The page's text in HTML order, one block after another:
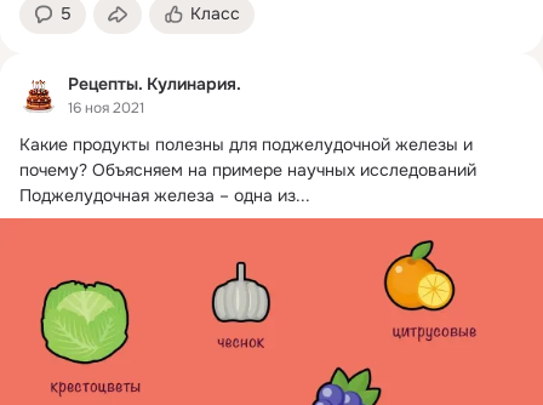
5
Класс
Рецепты. Кулинария.
16 ноя 2021
Какие продукты полезны для поджелудочной железы и
почему? Объясняем на примере научных исследований
Поджелудочная железа – одна из...